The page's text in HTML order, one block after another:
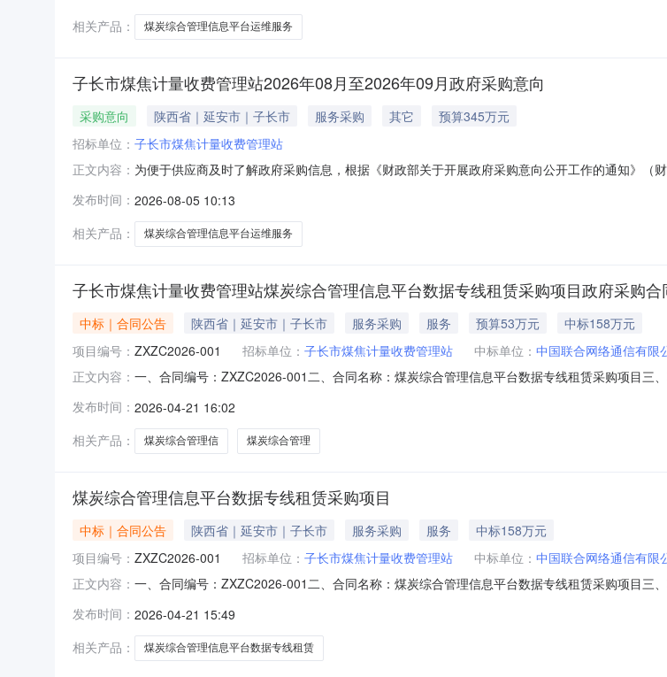
相关产品：
煤炭综合管理信息平台运维服务
子长市煤焦计量收费管理站2026年08月至2026年09月政府采购意向
采购意向 陕西省｜延安市｜子长市 服务采购 其它
预算345万元
招标单位： 子长市煤焦计量收费管理站
正文内容： 为便于供应商及时了解政府采购信息，根据《财政部关于开展政府采购意向公开工作的通知》
年主要功能或目标：/需满足的要求：/345.0000002026年09月无本次公开的采购意向是本单位
市煤焦计量收费管理
发布时间： 2026-08-05 10:13
相关产品：
煤炭综合管理信息平台运维服务
子长市煤焦计量收费管理站煤炭综合管理信息平台数据专线租赁采购项目政府采购合
中标｜合同公告 陕西省｜延安市｜子长市 服务采购 服务 预算53万元
中标158万元
项目编号： ZXZC2026-001 招标单位： 子长市煤焦计量收费管理站 中标单位： 中国联合网络通信有限
正文内容： 一、合同编号：ZXZC2026-001二、合同名称：煤炭综合管理信息平台数据专线租赁采购项目
址：陕西省延安市宝塔区双拥大道66号联系方式：18691111668六、合同主要信息主要标的：
发布时间： 2026-04-21 16:02
相关产品：
煤炭综合管理信 煤炭综合管理
煤炭综合管理信息平台数据专线租赁采购项目
中标｜合同公告 陕西省｜延安市｜子长市 服务采购 服务
中标158万元
项目编号： ZXZC2026-001 招标单位： 子长市煤焦计量收费管理站 中标单位： 中国联合网络通信有限
正文内容： 一、合同编号：ZXZC2026-001二、合同名称：煤炭综合管理信息平台数据专线租赁采购项目
公司地址：陕西省延安市宝塔区双拥大道66号联系方式：18691111668六、合同主要信息主要
主要标
发布时间： 2026-04-21 15:49
相关产品：
煤炭综合管理信息平台数据专线租赁